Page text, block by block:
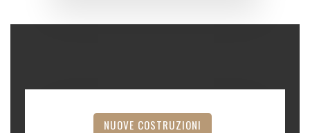
NUOVE COSTRUZIONI